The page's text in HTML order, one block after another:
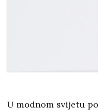
U modnom svijetu